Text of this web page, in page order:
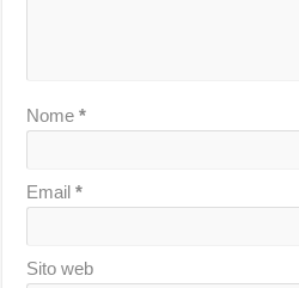
Nome*
Email*
Sito web